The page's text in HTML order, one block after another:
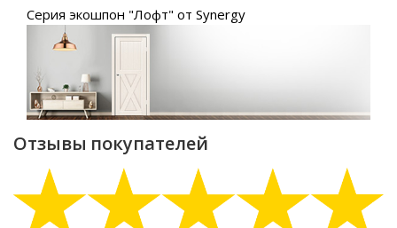
Серия экошпон "Лофт" от Synergy
Отзывы покупателей